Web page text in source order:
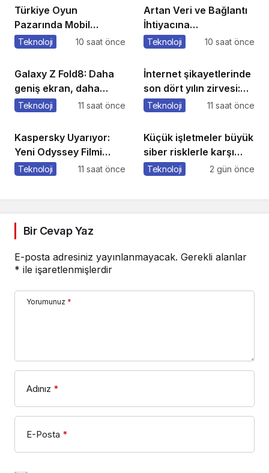
Türkiye Oyun
Pazarında Mobil
Hakimiyet %43’e Ulaştı
Teknoloji 10 saat önce
Artan Veri ve Bağlantı
İhtiyacına
Vodafone’dan Yeni
Teknoloji 10 saat önce
Galaxy Z Fold8: Daha
geniş ekran, daha
güçlü üretkenlik
Teknoloji 11 saat önce
İnternet şikayetlerinde
son dört yılın zirvesi:
78 bin 610 şikayet
Teknoloji 11 saat önce
Kaspersky Uyarıyor:
Yeni Odyssey Filmi
Dünya Çapında
Teknoloji 11 saat önce
Küçük işletmeler büyük
siber risklerle karşı
karşıya
Teknoloji 2 gün önce
Bir Cevap Yaz
E-posta adresiniz yayınlanmayacak. Gerekli alanlar
* ile işaretlenmişlerdir
Yorumunuz *
Adınız *
E-Posta *